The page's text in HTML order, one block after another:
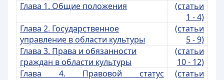
Глава 1. Общие положения
(статьи
1 - 4)
Глава 2. Государственное
управление в области культуры
(статьи
5 - 9)
Глава 3. Права и обязанности
граждан в области культуры
(статьи
10 - 12)
Глава 4. Правовой статус
(статьи